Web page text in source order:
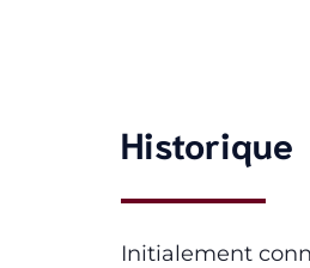
Historique
Initialement